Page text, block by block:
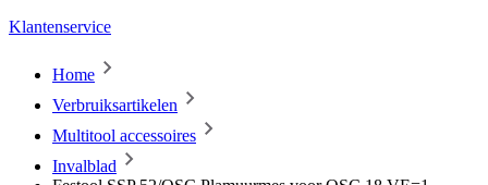
Klantenservice
Home
Verbruiksartikelen
Multitool accessoires
Invalblad